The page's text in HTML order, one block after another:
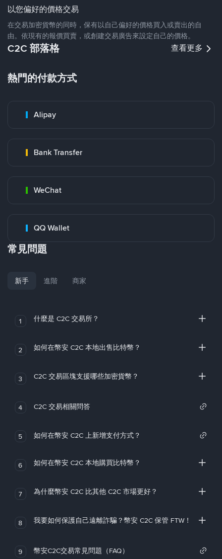
以您偏好的價格交易
在交易加密貨幣的同時，保有以自己偏好的價格買入或賣出的自
由。依現有的報價買賣，或創建交易廣告來設定自己的價格。
C2C 部落格 查看更多
熱門的付款方式
Alipay
Bank Transfer
WeChat
QQ Wallet
常見問題
新手 進階 商家
1 什麼是 C2C 交易所？
2 如何在幣安 C2C 本地出售比特幣？
3 C2C 交易區塊支援哪些加密貨幣？
4 C2C 交易相關問答
5 如何在幣安 C2C 上新增支付方式？
6 如何在幣安 C2C 本地購買比特幣？
7 為什麼幣安 C2C 比其他 C2C 市場更好？
8 我要如何保護自己遠離詐騙？幣安 C2C 保管 FTW！
9 幣安C2C交易常見問題（FAQ）